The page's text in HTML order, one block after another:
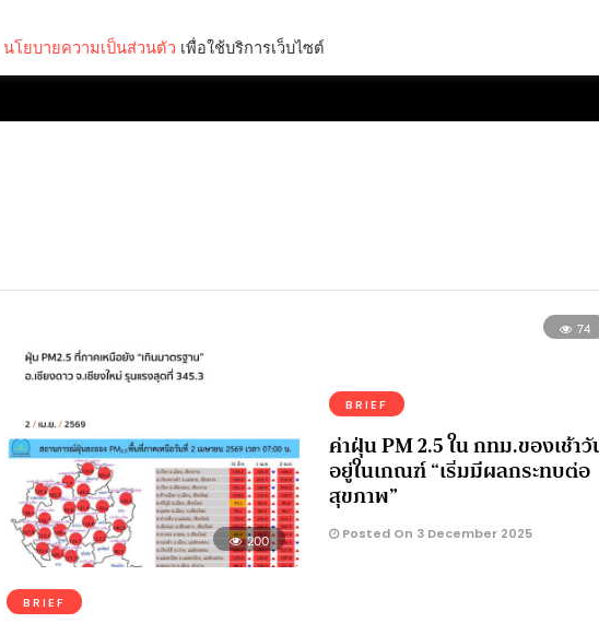
200
BRIEF
74
BRIEF
ค่าฝุ่น PM 2.5 ใน กทม.ของเช้า
อยู่ในเกณฑ์ “เริ่มมีผลกระทบต่อ
สุขภาพ”
Posted On 3 December 2025
นโยบายความเป็นส่วนตัว เพื่อใช้บริการเว็บไซต์